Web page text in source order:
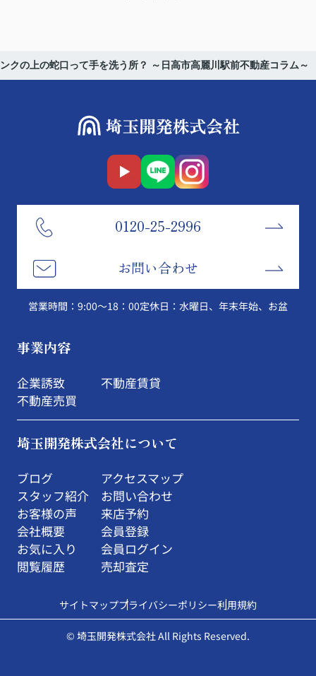
クの上の蛇口って手を洗う所？ ～日高市高麗川駅前不動産コラム～
0120-25-2996
お問い合わせ
営業時間：9:00～18：00定休日：水曜日、年末年始、お盆
事業内容
企業誘致
不動産売買
不動産賃貸
埼玉開発株式会社について
ブログ
スタッフ紹介
お客様の声
会社概要
お気に入り
閲覧履歴
アクセスマップ
お問い合わせ
来店予約
会員登録
会員ログイン
売却査定
サイトマッププライバシーポリシー利用規約
© 埼玉開発株式会社 All Rights Reserved.